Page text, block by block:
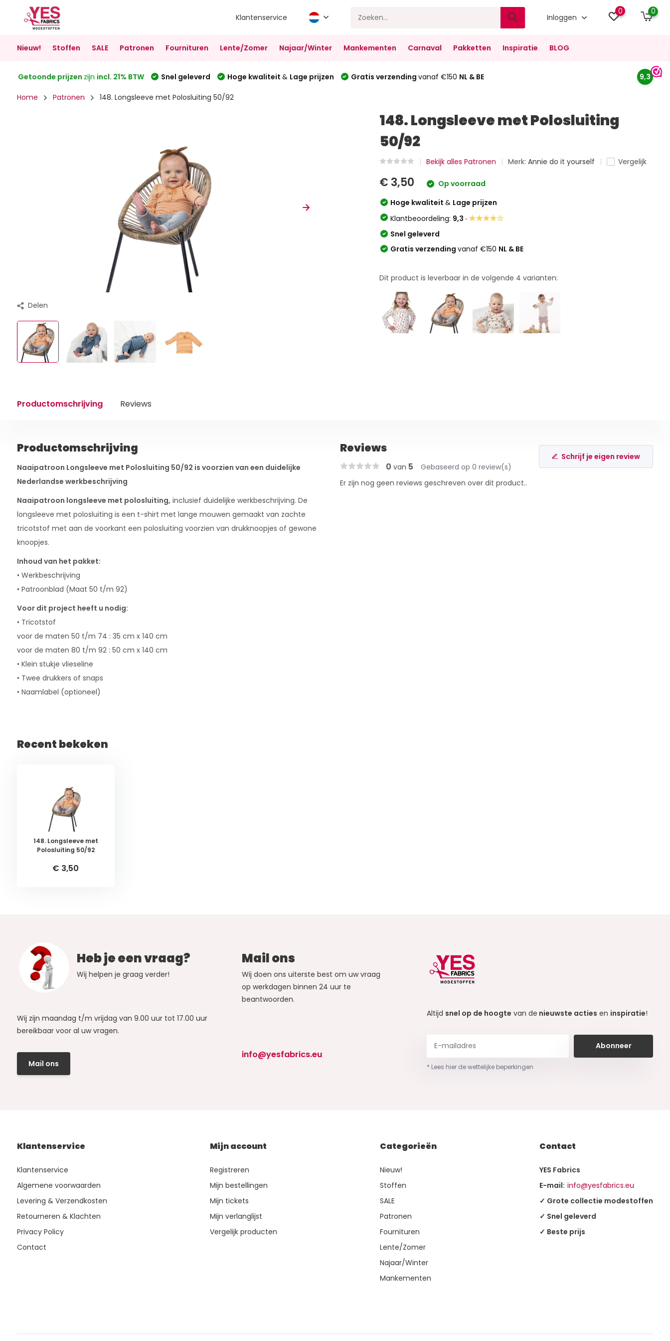
Klantenservice Inloggen
0 0
Nieuw! Stoffen SALE Patronen Fournituren Lente/Zomer Najaar/Winter Mankementen Carnaval Pakketten Inspiratie BLOG
Getoonde prijzen zijn incl. 21% BTW Snel geleverd Hoge kwaliteit & Lage prijzen Gratis verzending vanaf €150 NL & BE 9,3
Home Patronen 148. Longsleeve met Polosluiting 50/92
Delen
148. Longsleeve met Polosluiting
50/92
Bekijk alles Patronen Merk:Annie do it yourself Vergelijk
€ 3,50
Op voorraad
Hoge kwaliteit& Lage prijzen
Klantbeoordeling: 9,3 ·★★★★☆
Snel geleverd
Gratis verzendingvanaf €150 NL & BE
Dit product is leverbaar in de volgende 4 varianten:
Productomschrijving Reviews
Productomschrijving
Naaipatroon Longsleeve met Polosluiting 50/92 is voorzien van een duidelijke
Nederlandse werkbeschrijving
Naaipatroon longsleeve met polosluiting, inclusief duidelijke werkbeschrijving. De
longsleeve met polosluiting is een t-shirt met lange mouwen gemaakt van zachte
tricotstof met aan de voorkant een polosluiting voorzien van drukknoopjes of gewone
knoopjes.
Inhoud van het pakket:
• Werkbeschrijving
• Patroonblad (Maat 50 t/m 92)
Voor dit project heeft u nodig:
• Tricotstof
voor de maten 50 t/m 74 : 35 cm x 140 cm
voor de maten 80 t/m 92 : 50 cm x 140 cm
• Klein stukje vlieseline
• Twee drukkers of snaps
• Naamlabel (optioneel)
Reviews
0 van 5 Gebaseerd op 0 review(s)
Schrijf je eigen review
Er zijn nog geen reviews geschreven over dit product..
Recent bekeken
148. Longsleeve met
Polosluiting 50/92
€ 3,50
Heb je een vraag?
Wij helpen je graag verder!
Wij zijn maandag t/m vrijdag van 9.00 uur tot 17.00 uur
bereikbaar voor al uw vragen.
Mail ons
Mail ons
Wij doen ons uiterste best om uw vraag
op werkdagen binnen 24 uur te
beantwoorden.
info@yesfabrics.eu
Altijd snel op de hoogte van de nieuwste acties en inspiratie!
Abonneer
* Lees hier de wettelijke beperkingen
Klantenservice
Klantenservice
Algemene voorwaarden
Levering & Verzendkosten
Retourneren & Klachten
Privacy Policy
Contact
Mijn account
Registreren
Mijn bestellingen
Mijn tickets
Mijn verlanglijst
Vergelijk producten
Categorieën
Nieuw!
Stoffen
SALE
Patronen
Fournituren
Lente/Zomer
Najaar/Winter
Mankementen
Contact
YES Fabrics
E-mail: info@yesfabrics.eu
✓ Grote collectie modestoffen
✓ Snel geleverd
✓ Beste prijs